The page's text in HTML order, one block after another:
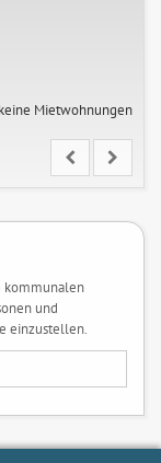
Mietwohnungen
kommunalen
und
einzustellen.